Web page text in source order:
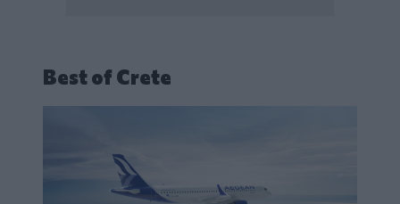
Best of Crete